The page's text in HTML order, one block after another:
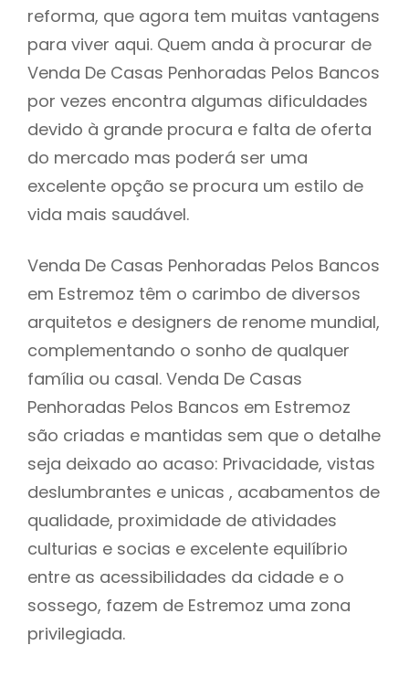
reforma, que agora tem muitas vantagens
para viver aqui. Quem anda à procurar de
Venda De Casas Penhoradas Pelos Bancos
por vezes encontra algumas dificuldades
devido à grande procura e falta de oferta
do mercado mas poderá ser uma
excelente opção se procura um estilo de
vida mais saudável.
Venda De Casas Penhoradas Pelos Bancos
em Estremoz têm o carimbo de diversos
arquitetos e designers de renome mundial,
complementando o sonho de qualquer
família ou casal. Venda De Casas
Penhoradas Pelos Bancos em Estremoz
são criadas e mantidas sem que o detalhe
seja deixado ao acaso: Privacidade, vistas
deslumbrantes e unicas , acabamentos de
qualidade, proximidade de atividades
culturias e socias e excelente equilíbrio
entre as acessibilidades da cidade e o
sossego, fazem de Estremoz uma zona
privilegiada.